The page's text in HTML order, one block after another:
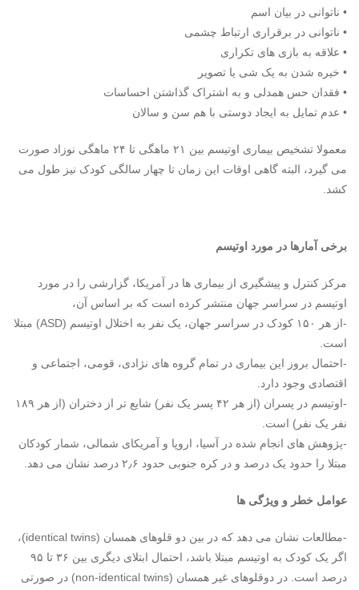
• ناتوانی در بیان اسم
• ناتوانی در برقراری ارتباط چشمی
• علاقه به بازی های تکراری
• خیره شدن به یک شی یا تصویر
• فقدان حس همدلی و به اشتراک گذاشتن احساسات
• عدم تمایل به ایجاد دوستی با هم سن و سالان
معمولا تشخیص بیماری اوتیسم بین ۲۱ ماهگی تا ۲۴ ماهگی نوزاد صورت
می گیرد، البته گاهی اوقات این زمان تا چهار سالگی کودک نیز طول می
کشد.
برخی آمارها در مورد اوتیسم
مرکز کنترل و پیشگیری از بیماری ها در آمریکا، گزارشی را در مورد
اوتیسم در سراسر جهان منتشر کرده است که بر اساس آن،
-از هر ۱۵۰
کودک
در سراسر جهان، یک نفر به اختلال اوتیسم (ASD) مبتلا
است.
-احتمال بروز این بیماری در تمام گروه های نژادی، قومی، اجتماعی و
اقتصادی وجود دارد.
-اوتیسم در پسران (از هر ۴۲ پسر یک نفر) شایع تر از دختران (از هر ۱۸۹
نفر یک نفر) است.
-پژوهش های انجام شده در آسیا، اروپا و آمریکای شمالی، شمار کودکان
مبتلا را حدود یک درصد و در کره جنوبی حدود ۲٫۶ درصد نشان می دهد.
عوامل خطر و ویژگی ها
-مطالعات نشان می دهد که در بین دو قلوهای همسان (identical twins)،
اگر یک کودک
به اوتیسم مبتلا باشد، احتمال ابتلای دیگری بین ۳۶ تا ۹۵
درصد است. در دوقلوهای غیر همسان (non-identical twins) در صورتی